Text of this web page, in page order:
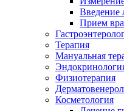
Введение
Прием
Терапия
Мануальная
Физиотерапия
Косметология